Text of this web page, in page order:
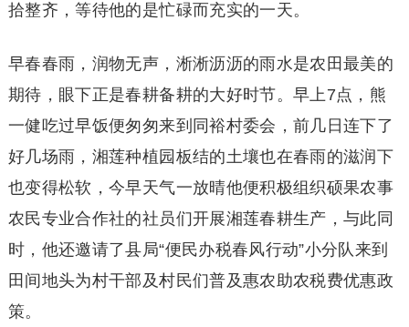
拾整齐，等待他的是忙碌而充实的一天。
早春春雨，润物无声，淅淅沥沥的雨水是农田最美的
期待，眼下正是春耕备耕的大好时节。早上7点，熊
一健吃过早饭便匆匆来到同裕村委会，前几日连下了
好几场雨，湘莲种植园板结的土壤也在春雨的滋润下
也变得松软，今早天气一放晴他便积极组织硕果农事
农民专业合作社的社员们开展湘莲春耕生产，与此同
时，他还邀请了县局“便民办税春风行动”小分队来到
田间地头为村干部及村民们普及惠农助农税费优惠政
策。